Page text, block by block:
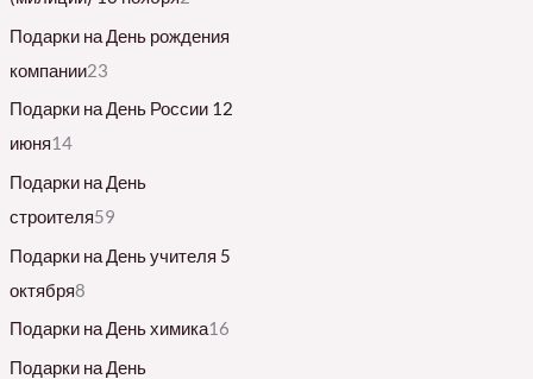
Подарки на День рождения
компании23
Подарки на День России 12
июня14
Подарки на День
строителя59
Подарки на День учителя 5
октября8
Подарки на День химика16
Подарки на День